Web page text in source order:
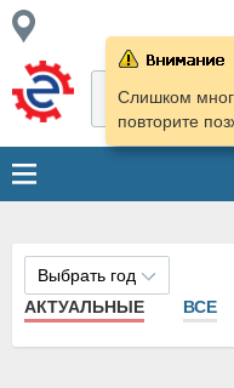
Слишком
повторите
Выбрать год
АКТУАЛЬНЫЕ
ВСЕ